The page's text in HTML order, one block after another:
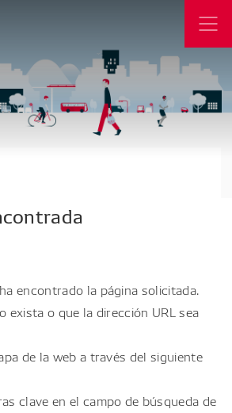
encontrado la página solicitada.
exista o que la dirección URL sea
de la web a través del siguiente
clave en el campo de búsqueda de